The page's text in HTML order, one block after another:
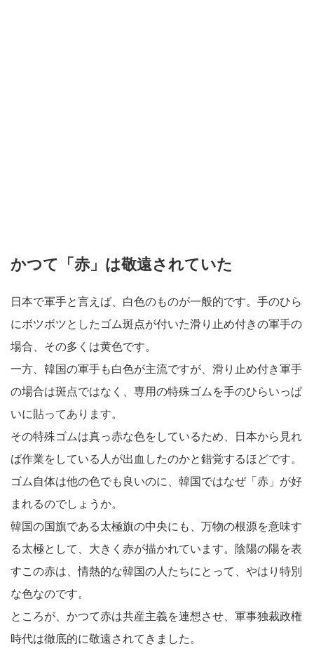
かつて「赤」は敬遠されていた
日本で軍手と言えば、白色のものが一般的です。手のひら
にボツボツとしたゴム斑点が付いた滑り止め付きの軍手の
場合、その多くは黄色です。
一方、韓国の軍手も白色が主流ですが、滑り止め付き軍手
の場合は斑点ではなく、専用の特殊ゴムを手のひらいっぱ
いに貼ってあります。
その特殊ゴムは真っ赤な色をしているため、日本から見れ
ば作業をしている人が出血したのかと錯覚するほどです。
ゴム自体は他の色でも良いのに、韓国ではなぜ「赤」が好
まれるのでしょうか。
韓国の国旗である太極旗の中央にも、万物の根源を意味す
る太極として、大きく赤が描かれています。陰陽の陽を表
すこの赤は、情熱的な韓国の人たちにとって、やはり特別
な色なのです。
ところが、かつて赤は共産主義を連想させ、軍事独裁政権
時代は徹底的に敬遠されてきました。